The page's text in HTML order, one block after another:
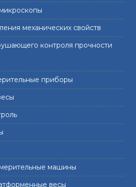
механических свойств
контроля прочности
приборы
машины
весы